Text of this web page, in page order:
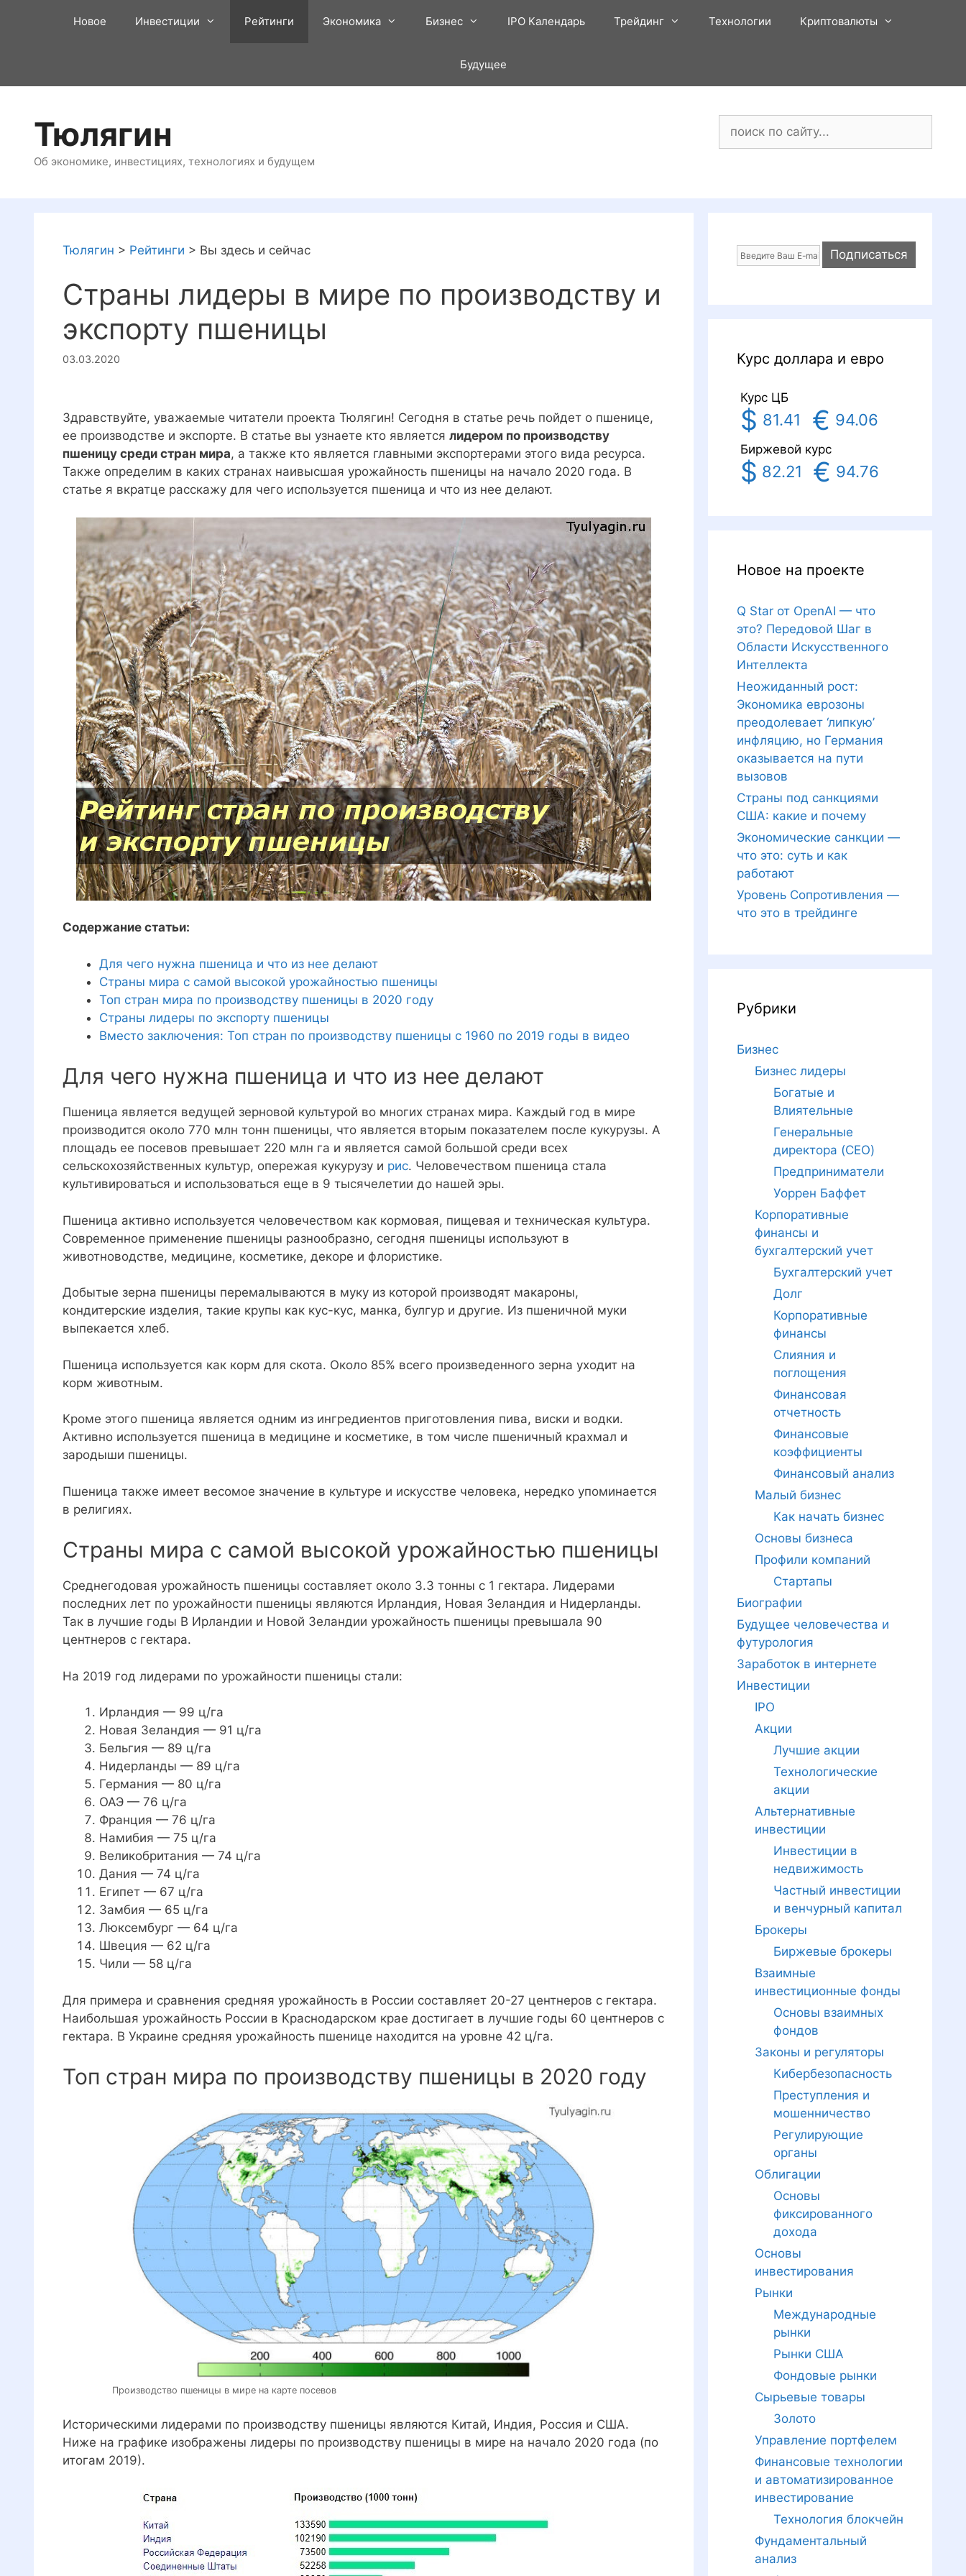
Новое Инвестиции Рейтинги Экономика Бизнес IPO Календарь Трейдинг Технологии Криптовалюты
Будущее
Тюлягин
Об экономике, инвестициях, технологиях и будущем
Тюлягин > Рейтинги > Вы здесь и сейчас
Страны лидеры в мире по производству и
экспорту пшеницы
03.03.2020
Здравствуйте, уважаемые читатели проекта Тюлягин! Сегодня в статье речь пойдет о пшенице,
ее производстве и экспорте. В статье вы узнаете кто является лидером по производству
пшеницу среди стран мира, а также кто является главными экспортерами этого вида ресурса.
Также определим в каких странах наивысшая урожайность пшеницы на начало 2020 года. В
статье я вкратце расскажу для чего используется пшеница и что из нее делают.
Содержание статьи:
Для чего нужна пшеница и что из нее делают
Страны мира с самой высокой урожайностью пшеницы
Топ стран мира по производству пшеницы в 2020 году
Страны лидеры по экспорту пшеницы
Вместо заключения: Топ стран по производству пшеницы с 1960 по 2019 годы в видео
Для чего нужна пшеница и что из нее делают
Пшеница является ведущей зерновой культурой во многих странах мира. Каждый год в мире
производится около 770 млн тонн пшеницы, что является вторым показателем после кукурузы. А
площадь ее посевов превышает 220 млн га и является самой большой среди всех
сельскохозяйственных культур, опережая кукурузу и рис. Человечеством пшеница стала
культивироваться и использоваться еще в 9 тысячелетии до нашей эры.
Пшеница активно используется человечеством как кормовая, пищевая и техническая культура.
Современное применение пшеницы разнообразно, сегодня пшеницы используют в
животноводстве, медицине, косметике, декоре и флористике.
Добытые зерна пшеницы перемалываются в муку из которой производят макароны,
кондитерские изделия, такие крупы как кус-кус, манка, булгур и другие. Из пшеничной муки
выпекается хлеб.
Пшеница используется как корм для скота. Около 85% всего произведенного зерна уходит на
корм животным.
Кроме этого пшеница является одним из ингредиентов приготовления пива, виски и водки.
Активно используется пшеница в медицине и косметике, в том числе пшеничный крахмал и
зародыши пшеницы.
Пшеница также имеет весомое значение в культуре и искусстве человека, нередко упоминается
в религиях.
Страны мира с самой высокой урожайностью пшеницы
Среднегодовая урожайность пшеницы составляет около 3.3 тонны с 1 гектара. Лидерами
последних лет по урожайности пшеницы являются Ирландия, Новая Зеландия и Нидерланды.
Так в лучшие годы В Ирландии и Новой Зеландии урожайность пшеницы превышала 90
центнеров с гектара.
На 2019 год лидерами по урожайности пшеницы стали:
Ирландия — 99 ц/га
Новая Зеландия — 91 ц/га
Бельгия — 89 ц/га
Нидерланды — 89 ц/га
Германия — 80 ц/га
ОАЭ — 76 ц/га
Франция — 76 ц/га
Намибия — 75 ц/га
Великобритания — 74 ц/га
Дания — 74 ц/га
Египет — 67 ц/га
Замбия — 65 ц/га
Люксембург — 64 ц/га
Швеция — 62 ц/га
Чили — 58 ц/га
Для примера и сравнения средняя урожайность в России составляет 20-27 центнеров с гектара.
Наибольшая урожайность России в Краснодарском крае достигает в лучшие годы 60 центнеров с
гектара. В Украине средняя урожайность пшенице находится на уровне 42 ц/га.
Топ стран мира по производству пшеницы в 2020 году
Производство пшеницы в мире на карте посевов
Историческими лидерами по производству пшеницы являются Китай, Индия, Россия и США.
Ниже на графике изображены лидеры по производству пшеницы в мире на начало 2020 года (по
итогам 2019).
Курс доллара и евро
Курс ЦБ
$ 81.41 € 94.06
Биржевой курс
$ 82.21 € 94.76
Новое на проекте
Q Star от OpenAI — что
это? Передовой Шаг в
Области Искусственного
Интеллекта
Неожиданный рост:
Экономика еврозоны
преодолевает ‘липкую’
инфляцию, но Германия
оказывается на пути
вызовов
Страны под санкциями
США: какие и почему
Экономические санкции —
что это: суть и как
работают
Уровень Сопротивления —
что это в трейдинге
Рубрики
Бизнес
Бизнес лидеры
Богатые и
Влиятельные
Генеральные
директора (CEO)
Предприниматели
Уоррен Баффет
Корпоративные
финансы и
бухгалтерский учет
Бухгалтерский учет
Долг
Корпоративные
финансы
Слияния и
поглощения
Финансовая
отчетность
Финансовые
коэффициенты
Финансовый анализ
Малый бизнес
Как начать бизнес
Основы бизнеса
Профили компаний
Стартапы
Биографии
Будущее человечества и
футурология
Заработок в интернете
Инвестиции
IPO
Акции
Лучшие акции
Технологические
акции
Альтернативные
инвестиции
Инвестиции в
недвижимость
Частный инвестиции
и венчурный капитал
Брокеры
Биржевые брокеры
Взаимные
инвестиционные фонды
Основы взаимных
фондов
Законы и регуляторы
Кибербезопасность
Преступления и
мошенничество
Регулирующие
органы
Облигации
Основы
фиксированного
дохода
Основы
инвестирования
Рынки
Международные
рынки
Рынки США
Фондовые рынки
Сырьевые товары
Золото
Управление портфелем
Финансовые технологии
и автоматизированное
инвестирование
Технология блокчейн
Фундаментальный
анализ